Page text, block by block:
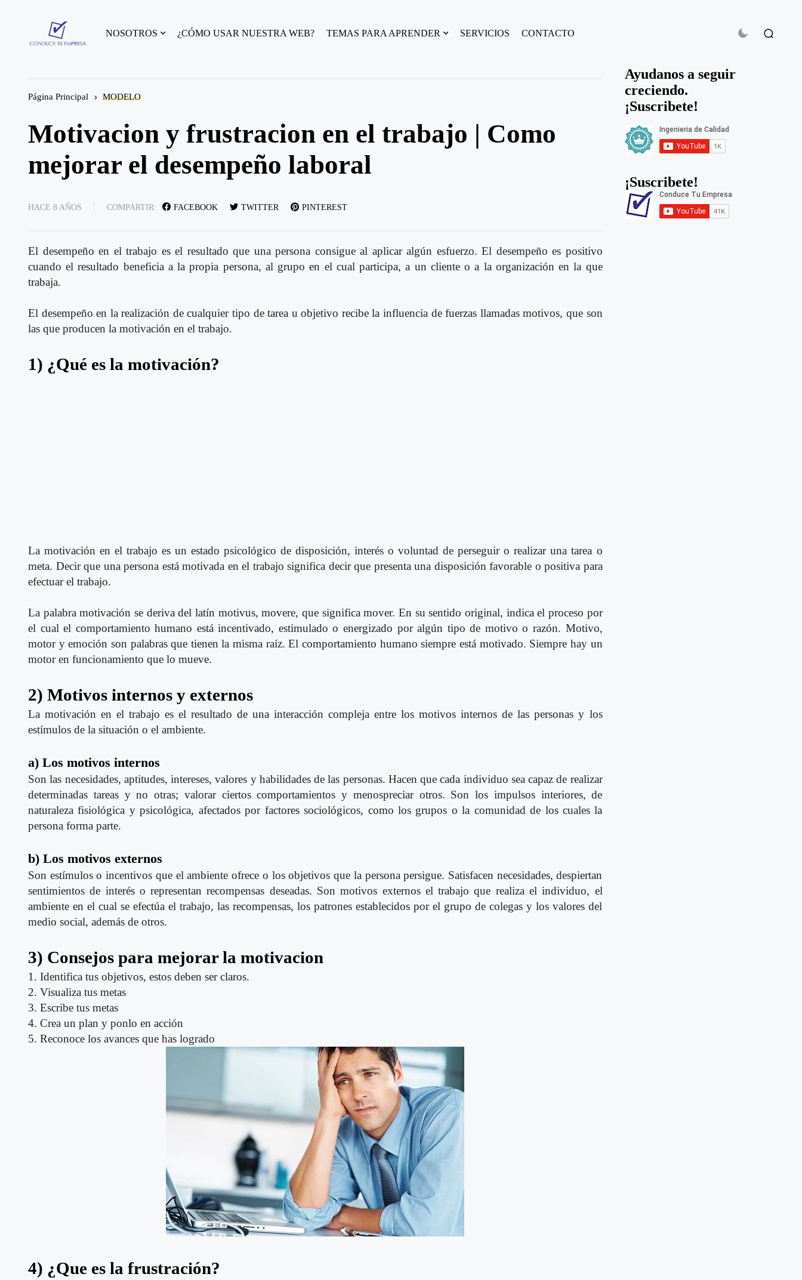
NOSOTROS ¿CÓMO USAR NUESTRA WEB? TEMAS PARA APRENDER SERVICIOS CONTACTO
Página Principal MODELO
Motivacion y frustracion en el trabajo | Como
mejorar el desempeño laboral
HACE 8 AÑOS COMPARTIR: FACEBOOK TWITTER PINTEREST
El desempeño en el trabajo es el resultado que una persona consigue al aplicar algún esfuerzo. El desempeño es positivo
cuando el resultado beneficia a la propia persona, al grupo en el cual participa, a un cliente o a la organización en la que
trabaja.
El desempeño en la realización de cualquier tipo de tarea u objetivo recibe la influencia de fuerzas llamadas motivos, que son
las que producen la motivación en el trabajo.
1) ¿Qué es la motivación?
La motivación en el trabajo es un estado psicológico de disposición, interés o voluntad de perseguir o realizar una tarea o
meta. Decir que una persona está motivada en el trabajo significa decir que presenta una disposición favorable o positiva para
efectuar el trabajo.
La palabra motivación se deriva del latín motivus, movere, que significa mover. En su sentido original, indica el proceso por
el cual el comportamiento humano está incentivado, estimulado o energizado por algún tipo de motivo o razón. Motivo,
motor y emoción son palabras que tienen la misma raíz. El comportamiento humano siempre está motivado. Siempre hay un
motor en funcionamiento que lo mueve.
2) Motivos internos y externos
La motivación en el trabajo es el resultado de una interacción compleja entre los motivos internos de las personas y los
estímulos de la situación o el ambiente.
a) Los motivos internos
Son las necesidades, aptitudes, intereses, valores y habilidades de las personas. Hacen que cada individuo sea capaz de realizar
determinadas tareas y no otras; valorar ciertos comportamientos y menospreciar otros. Son los impulsos interiores, de
naturaleza fisiológica y psicológica, afectados por factores sociológicos, como los grupos o la comunidad de los cuales la
persona forma parte.
b) Los motivos externos
Son estímulos o incentivos que el ambiente ofrece o los objetivos que la persona persigue. Satisfacen necesidades, despiertan
sentimientos de interés o representan recompensas deseadas. Son motivos externos el trabajo que realiza el individuo, el
ambiente en el cual se efectúa el trabajo, las recompensas, los patrones establecidos por el grupo de colegas y los valores del
medio social, además de otros.
3) Consejos para mejorar la motivacion
1. Identifica tus objetivos, estos deben ser claros.
2. Visualiza tus metas
3. Escribe tus metas
4. Crea un plan y ponlo en acción
5. Reconoce los avances que has logrado
4) ¿Que es la frustración?
Ayudanos a seguir
creciendo.
¡Suscribete!
¡Suscribete!